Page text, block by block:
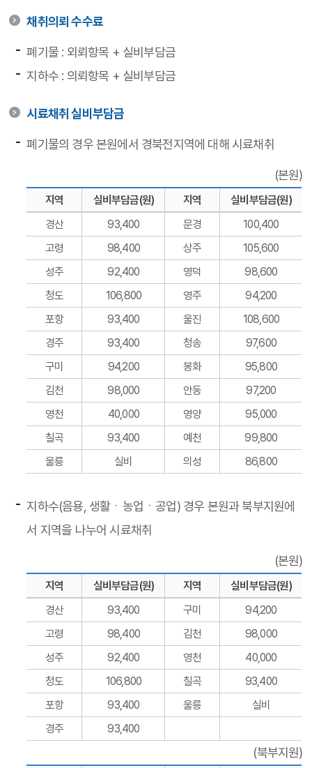
채취의뢰 수수료
폐기물 : 외뢰항목 + 실비부담금
지하수 : 의뢰항목 + 실비부담금
시료채취 실비부담금
폐기물의 경우 본원에서 경북전지역에 대해 시료채취
(본원)
지역 실비부담금(원) 지역
실비부담금(원)
경산
93,400 문경
100,400
고령
98,400 상주
105,600
성주
92,400 영덕
98,600
청도
106,800 영주
94,200
포항
93,400 울진
108,600
경주
93,400 청송
97,600
구미
94,200 봉화
95,800
김천
98,000 안동
97,200
영천
40,000 영양
95,000
칠곡
93,400 예천
99,800
울릉
실비 의성 86,800
지하수(음용, 생활ㆍ농업ㆍ공업) 경우 본원과 북부지원에
서 지역을 나누어 시료채취
(본원)
지역 실비부담금(원) 지역
실비부담금(원)
경산
93,400 구미
94,200
고령
98,400 김천
98,000
성주
92,400 영천
40,000
청도
106,800 칠곡
93,400
포항
93,400 울릉
실비
경주
93,400
(북부지원)